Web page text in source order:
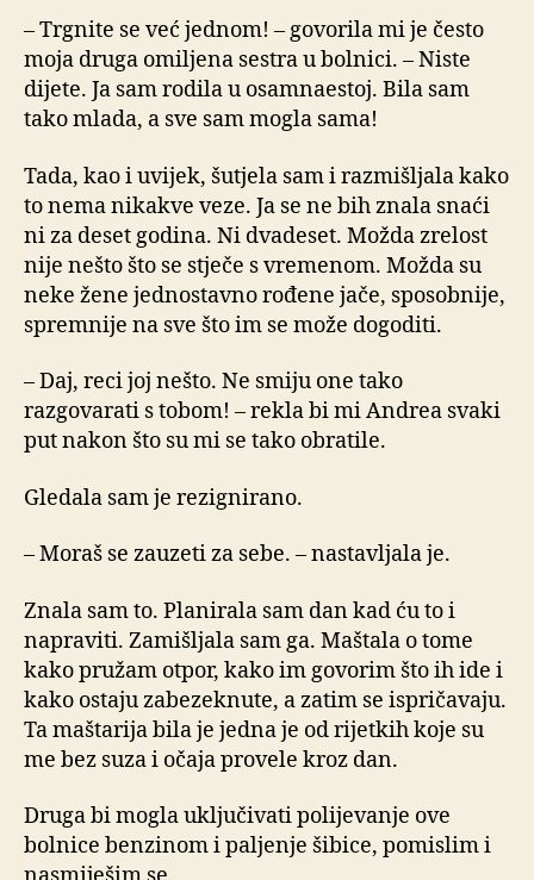
– Trgnite se već jednom! – govorila mi je često
moja druga omiljena sestra u bolnici. – Niste
dijete. Ja sam rodila u osamnaestoj. Bila sam
tako mlada, a sve sam mogla sama!
Tada, kao i uvijek, šutjela sam i razmišljala kako
to nema nikakve veze. Ja se ne bih znala snaći
ni za deset godina. Ni dvadeset. Možda zrelost
nije nešto što se stječe s vremenom. Možda su
neke žene jednostavno rođene jače, sposobnije,
spremnije na sve što im se može dogoditi.
– Daj, reci joj nešto. Ne smiju one tako
razgovarati s tobom! – rekla bi mi Andrea svaki
put nakon što su mi se tako obratile.
Gledala sam je rezignirano.
– Moraš se zauzeti za sebe. – nastavljala je.
Znala sam to. Planirala sam dan kad ću to i
napraviti. Zamišljala sam ga. Maštala o tome
kako pružam otpor, kako im govorim što ih ide i
kako ostaju zabezeknute, a zatim se ispričavaju.
Ta maštarija bila je jedna je od rijetkih koje su
me bez suza i očaja provele kroz dan.
Druga bi mogla uključivati polijevanje ove
bolnice benzinom i paljenje šibice, pomislim i